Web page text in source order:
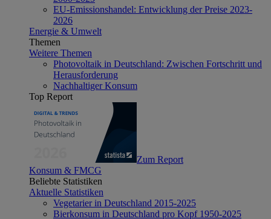
EU-Emissionshandel: Entwicklung der Preise 2023-
2026
Energie & Umwelt
Themen
Weitere Themen
Photovoltaik in Deutschland: Zwischen Fortschritt und
Herausforderung
Nachhaltiger Konsum
Top Report
Zum Report
Konsum & FMCG
Beliebte Statistiken
Aktuelle Statistiken
Vegetarier in Deutschland 2015-2025
Bierkonsum in Deutschland pro Kopf 1950-2025